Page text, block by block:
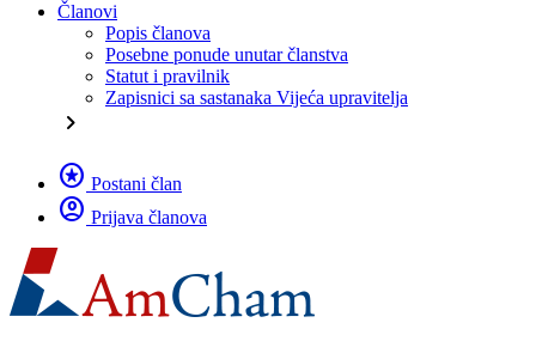
Članovi
Popis članova
Posebne ponude unutar članstva
Statut i pravilnik
Zapisnici sa sastanaka Vijeća upravitelja
chevron_right
stars Postani član
account_circle Prijava članova